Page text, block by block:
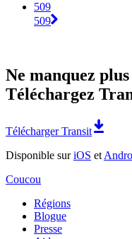
509
509
Ne manquez
Téléchargez
Télécharger Transit
Disponible suriOS et
Coucou
Régions
Blogue
Presse